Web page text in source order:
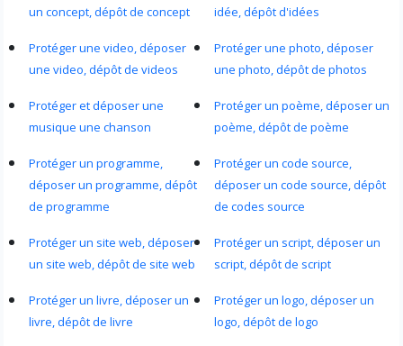
un concept, dépôt de concept
idée, dépôt d'idées
Protéger une video, déposer
une video, dépôt de videos
Protéger une photo, déposer
une photo, dépôt de photos
Protéger et déposer une
musique une chanson
Protéger un poème, déposer un
poème, dépôt de poème
Protéger un programme,
déposer un programme, dépôt
de programme
Protéger un code source,
déposer un code source, dépôt
de codes source
Protéger un site web, déposer
un site web, dépôt de site web
Protéger un script, déposer un
script, dépôt de script
Protéger un livre, déposer un
livre, dépôt de livre
Protéger un logo, déposer un
logo, dépôt de logo